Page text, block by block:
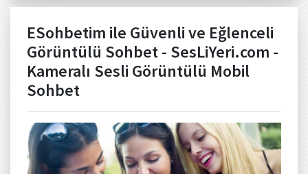
ESohbetim ile Güvenli ve Eğlenceli
Görüntülü Sohbet - SesLiYeri.com -
Kameralı Sesli Görüntülü Mobil
Sohbet